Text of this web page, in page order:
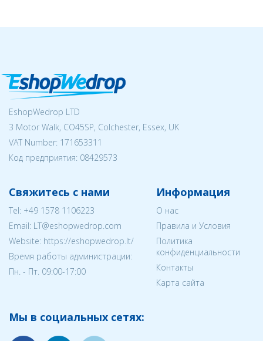
EshopWedrop LTD
3 Motor Walk, CO45SP, Colchester, Essex, UK
VAT Number: 171653311
Код предприятия: 08429573
Свяжитесь с нами
Tel: +49 1578 1106223
Email: LT@eshopwedrop.com
Website: https://eshopwedrop.lt/
Время работы администрации:
Пн. - Пт. 09:00-17:00
Информация
О нас
Правила и Условия
Политика
конфиденциальности
Контакты
Карта сайта
Мы в социальных сетях: